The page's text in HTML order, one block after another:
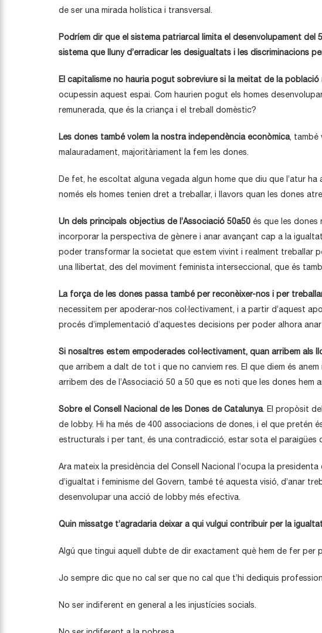
de ser una mirada holística i transversal.
Podríem dir que el sistema patriarcal limita el desenvolupament
sistema que lluny d’erradicar les desigualtats i les discriminacions
El capitalisme no hauria pogut sobreviure si la meitat de la
ocupessin aquest espai. Com haurien pogut els homes
remunerada, que és la criança i el treball domèstic?
Les dones també volem la nostra independència econòmica, també
malauradament, majoritàriament la fem les dones.
De fet, he escoltat alguna vegada algun home que diu que l’atur
només els homes tenien dret a treballar, i llavors quan les dones
Un dels principals objectius de l’Associació 50a50 és que les dones
incorporar la perspectiva de gènere i anar avançant cap a la
poder transformar la societat que estem vivint i realment treballar
una llibertat, des del moviment feminista interseccional, que és
La força de les dones passa també per reconèixer-nos i per
necessitem per apoderar-nos col·lectivament, i a partir d’aquest
procés d’implementació d’aquestes decisions per poder alhora
Si nosaltres estem empoderades col·lectivament, quan arribem
que arribem a dalt de tot i que no canviem res. El que diem és
arribem des de l’Associació 50 a 50 que es noti que les dones hem
Sobre el Consell Nacional de les Dones de Catalunya. El propòsit
de lobby. Hi ha més de 400 associacions de dones, i el que pretén
estructurals i per tant, és una contradicció, estar sota el paraigües
Ara mateix la presidència del Consell Nacional l’ocupa la
d’igualtat i feminisme del Govern, també té aquesta visió, d’anar
desenvolupar una acció de lobby més efectiva.
Quin missatge t’agradaria deixar a qui vulgui contribuir per la
Algú que tingui aquell dubte de dir exactament què hem de fer per
Jo sempre dic que no cal ser que no cal que t’hi dediquis
No ser indiferent en general a les injustícies socials.